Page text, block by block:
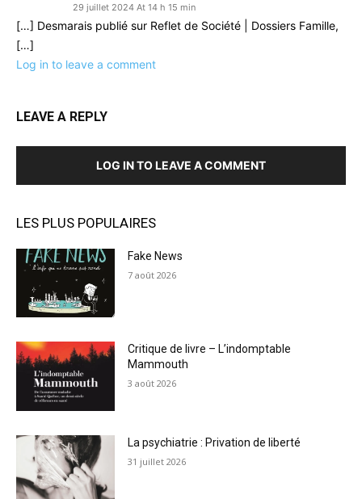
29 juillet 2024 At 14 h 15 min
[…] Desmarais publié sur Reflet de Société | Dossiers Famille,
[…]
Log in to leave a comment
LEAVE A REPLY
LOG IN TO LEAVE A COMMENT
LES PLUS POPULAIRES
Fake News
7 août 2026
Critique de livre – L’indomptable
Mammouth
3 août 2026
La psychiatrie : Privation de liberté
31 juillet 2026